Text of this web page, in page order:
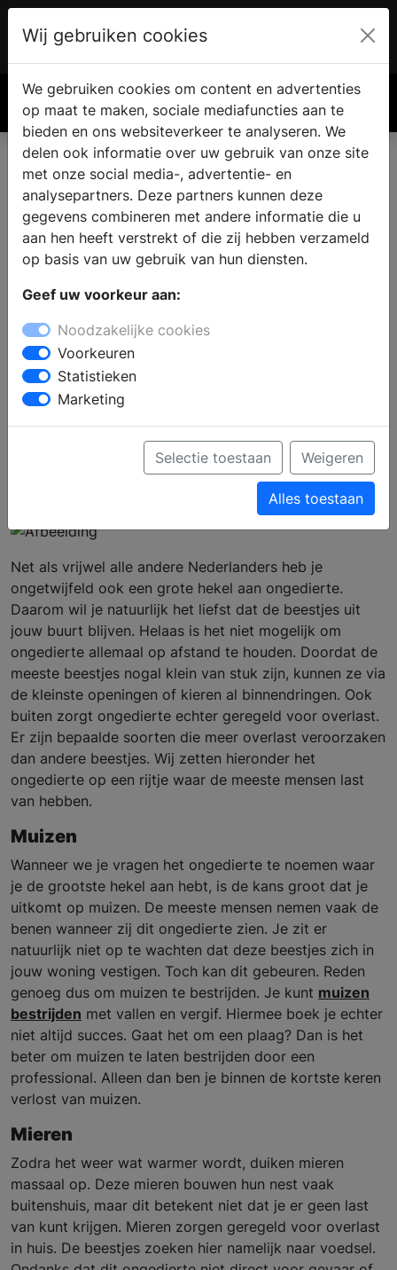
€ 0.00
De meeste mensen
hebben last van dit
ongedierte
Net als vrijwel alle andere Nederlanders heb je
ongetwijfeld ook een grote hekel aan ongedierte.
Daarom wil je natuurlijk het liefst dat de beestjes uit
jouw buurt blijven. Helaas is het niet mogelijk om
ongedierte allemaal op afstand te houden. Doordat de
meeste beestjes nogal klein van stuk zijn, kunnen ze via
de kleinste openingen of kieren al binnendringen. Ook
buiten zorgt ongedierte echter geregeld voor overlast.
Er zijn bepaalde soorten die meer overlast veroorzaken
dan andere beestjes. Wij zetten hieronder het
ongedierte op een rijtje waar de meeste mensen last
van hebben.
Muizen
Wanneer we je vragen het ongedierte te noemen waar
je de grootste hekel aan hebt, is de kans groot dat je
uitkomt op muizen. De meeste mensen nemen vaak de
benen wanneer zij dit ongedierte zien. Je zit er
natuurlijk niet op te wachten dat deze beestjes zich in
jouw woning vestigen. Toch kan dit gebeuren. Reden
genoeg dus om muizen te bestrijden. Je kunt muizen
bestrijden met vallen en vergif. Hiermee boek je echter
niet altijd succes. Gaat het om een plaag? Dan is het
beter om muizen te laten bestrijden door een
professional. Alleen dan ben je binnen de kortste keren
verlost van muizen.
Mieren
Zodra het weer wat warmer wordt, duiken mieren
massaal op. Deze mieren bouwen hun nest vaak
buitenshuis, maar dit betekent niet dat je er geen last
van kunt krijgen. Mieren zorgen geregeld voor overlast
in huis. De beestjes zoeken hier namelijk naar voedsel.
Wij gebruiken cookies
We gebruiken cookies om content en advertenties
op maat te maken, sociale mediafuncties aan te
bieden en ons websiteverkeer te analyseren. We
delen ook informatie over uw gebruik van onze site
met onze social media-, advertentie- en
analysepartners. Deze partners kunnen deze
gegevens combineren met andere informatie die u
aan hen heeft verstrekt of die zij hebben verzameld
op basis van uw gebruik van hun diensten.
Geef uw voorkeur aan:
Noodzakelijke cookies
Voorkeuren
Statistieken
Marketing
Selectie toestaan Weigeren
Alles toestaan